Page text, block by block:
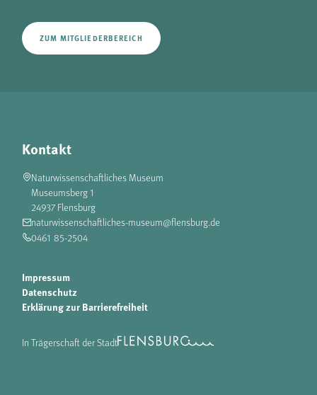
ZUM MITGLIEDERBEREICH
Kontakt
Naturwissenschaftliches Museum
Museumsberg 1
24937 Flensburg
naturwissenschaftliches-museum@flensburg.de
0461 85-2504
In Trägerschaft der Stadt
Impressum
Datenschutz
Erklärung zur Barrierefreiheit